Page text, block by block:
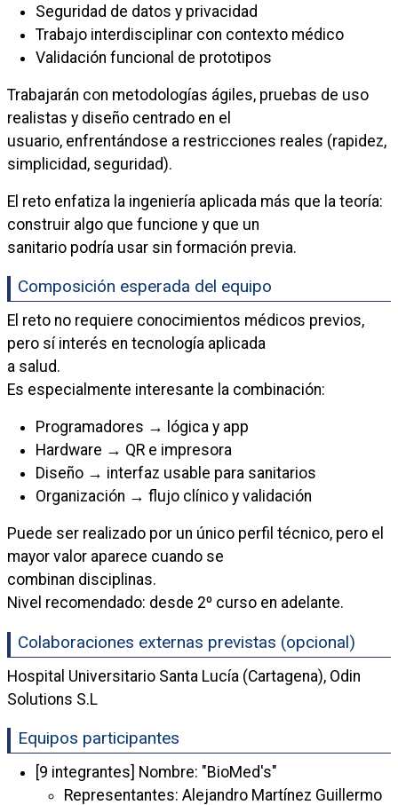
Seguridad de datos y privacidad
Trabajo interdisciplinar con contexto médico
Validación funcional de prototipos
Trabajarán con metodologías ágiles, pruebas de uso
realistas y diseño centrado en el
usuario, enfrentándose a restricciones reales (rapidez,
simplicidad, seguridad).
El reto enfatiza la ingeniería aplicada más que la teoría:
construir algo que funcione y que un
sanitario podría usar sin formación previa.
Composición esperada del equipo
El reto no requiere conocimientos médicos previos,
pero sí interés en tecnología aplicada
a salud.
Es especialmente interesante la combinación:
Programadores → lógica y app
Hardware → QR e impresora
Diseño → interfaz usable para sanitarios
Organización → flujo clínico y validación
Puede ser realizado por un único perfil técnico, pero el
mayor valor aparece cuando se
combinan disciplinas.
Nivel recomendado: desde 2º curso en adelante.
Colaboraciones externas previstas (opcional)
Hospital Universitario Santa Lucía (Cartagena), Odin
Solutions S.L
Equipos participantes
[9 integrantes] Nombre: "BioMed's"
Representantes: Alejandro Martínez Guillermo